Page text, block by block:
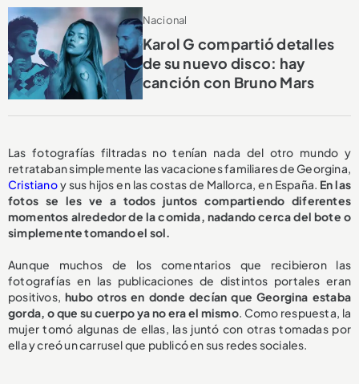
Nacional
Karol G compartió detalles
de su nuevo disco: hay
canción con Bruno Mars
Las fotografías filtradas no tenían nada del otro mundo y
retrataban simplemente las vacaciones familiares de Georgina,
Cristianoy sus hijos en las costas de Mallorca, en España. En las
fotos se les ve a todos juntos compartiendo diferentes
momentos alrededor de la comida, nadando cerca del bote o
simplemente tomando el sol.
Aunque muchos de los comentarios que recibieron las
fotografías en las publicaciones de distintos portales eran
positivos,hubo otros en donde decían que Georgina estaba
gorda, o que su cuerpo ya no era el mismo. Como respuesta, la
mujer tomó algunas de ellas, las juntó con otras tomadas por
ella y creó un carrusel que publicó en sus redes sociales.